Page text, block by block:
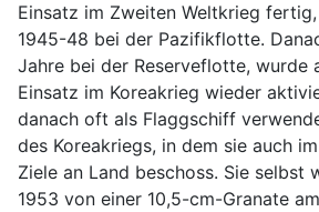
Einsatz im Zweiten Weltkrieg
1945-48 bei der Pazifikflotte.
Jahre bei der Reserveflotte, wurde
Einsatz im Koreakrieg wieder
danach oft als Flaggschiff
des Koreakriegs, in dem sie auch
Ziele an Land beschoss. Sie selbst
1953 von einer 10,5-cm-Granate